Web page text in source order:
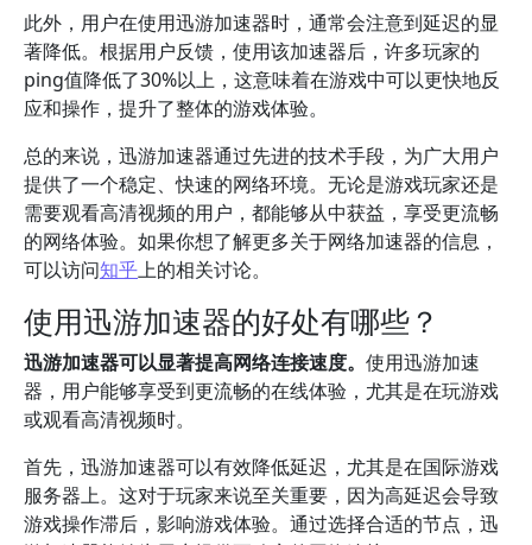
此外，用户在使用迅游加速器时，通常会注意到延迟的显
著降低。根据用户反馈，使用该加速器后，许多玩家的
ping值降低了30%以上，这意味着在游戏中可以更快地反
应和操作，提升了整体的游戏体验。
总的来说，迅游加速器通过先进的技术手段，为广大用户
提供了一个稳定、快速的网络环境。无论是游戏玩家还是
需要观看高清视频的用户，都能够从中获益，享受更流畅
的网络体验。如果你想了解更多关于网络加速器的信息，
可以访问知乎上的相关讨论。
使用迅游加速器的好处有哪些？
迅游加速器可以显著提高网络连接速度。 使用迅游加速
器，用户能够享受到更流畅的在线体验，尤其是在玩游戏
或观看高清视频时。
首先，迅游加速器可以有效降低延迟，尤其是在国际游戏
服务器上。这对于玩家来说至关重要，因为高延迟会导致
游戏操作滞后，影响游戏体验。通过选择合适的节点，迅